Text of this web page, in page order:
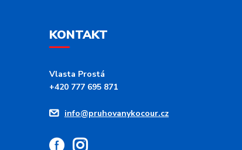
KONTAKT
Vlasta Prostá
+420 777 695 871
info@pruhovanykocour.cz